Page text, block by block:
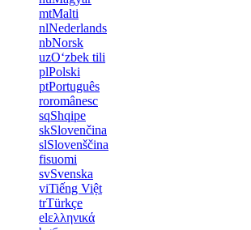
mtMalti
nlNederlands
nbNorsk
uzOʻzbek tili
plPolski
ptPortuguês
roromânesc
sqShqipe
skSlovenčina
slSlovenščina
fisuomi
svSvenska
viTiếng Việt
trTürkçe
elελληνικά